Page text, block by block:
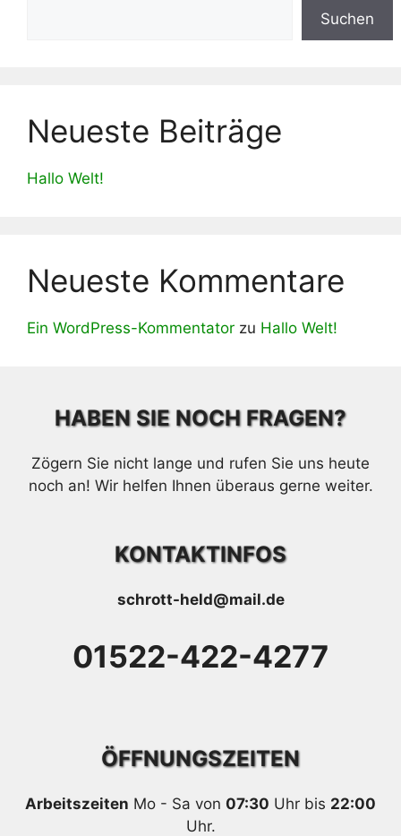
Suchen
Neueste Beiträge
Hallo Welt!
Neueste Kommentare
Ein WordPress-Kommentator zu Hallo Welt!
HABEN SIE NOCH FRAGEN?
Zögern Sie nicht lange und rufen Sie uns heute
noch an! Wir helfen Ihnen überaus gerne weiter.
KONTAKTINFOS
schrott-held@mail.de
01522-422-4277
ÖFFNUNGSZEITEN
Arbeitszeiten Mo - Sa von 07:30 Uhr bis 22:00
Uhr.